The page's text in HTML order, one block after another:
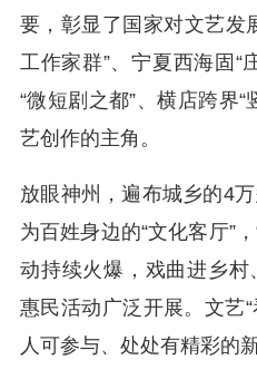
要，彰显了国家对文艺发
工作家群”、宁夏西海固“
“微短剧之都”、横店跨界
艺创作的主角。
放眼神州，遍布城乡的4
为百姓身边的“文化客厅”，
动持续火爆，戏曲进乡
惠民活动广泛开展。文艺“
人可参与、处处有精彩的